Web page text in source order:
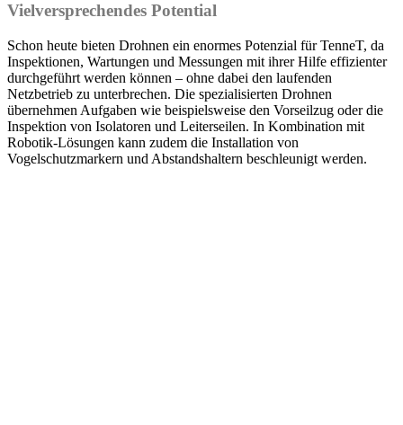
Vielversprechendes Potential
Schon heute bieten Drohnen ein enormes Potenzial für TenneT, da
Inspektionen, Wartungen und Messungen mit ihrer Hilfe effizienter
durchgeführt werden können – ohne dabei den laufenden
Netzbetrieb zu unterbrechen. Die spezialisierten Drohnen
übernehmen Aufgaben wie beispielsweise den Vorseilzug oder die
Inspektion von Isolatoren und Leiterseilen. In Kombination mit
Robotik-Lösungen kann zudem die Installation von
Vogelschutzmarkern und Abstandshaltern beschleunigt werden.